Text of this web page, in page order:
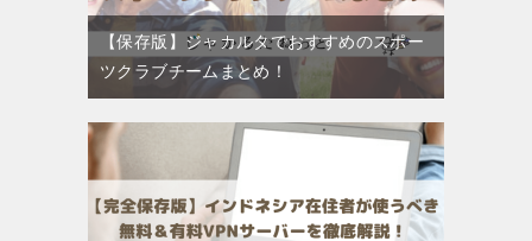
【保存版】ジャカルタでおすすめのスポー
ツクラブチームまとめ！